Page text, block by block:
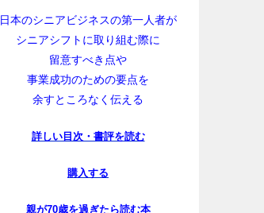
日本のシニアビジネスの第一人者が
シニアシフトに取り組む際に
留意すべき点や
事業成功のための要点を
余すところなく伝える
詳しい目次・書評を読む
購入する
親が70歳を過ぎたら読む本